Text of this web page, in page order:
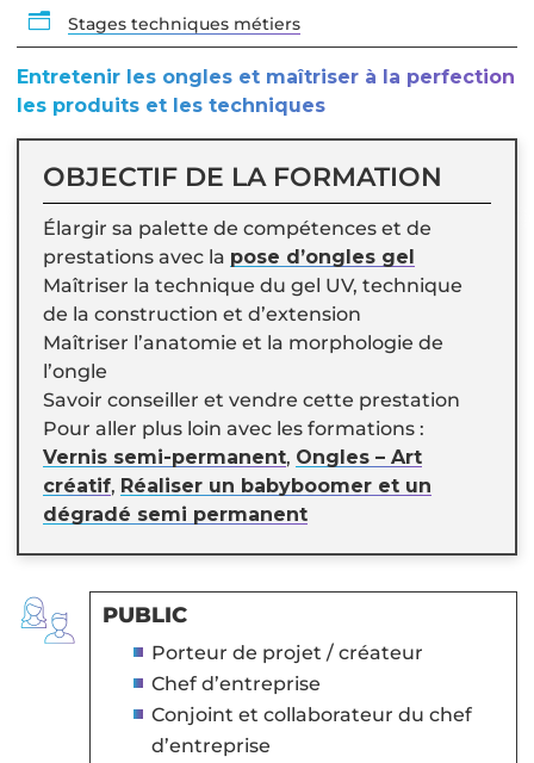
n Stages techniques métiers
Entretenir les ongles et maîtriser à la perfection
les produits et les techniques
OBJECTIF DE LA FORMATION
Élargir sa palette de compétences et de
prestations avec la pose d’ongles gel
Maîtriser la technique du gel UV, technique
de la construction et d’extension
Maîtriser l’anatomie et la morphologie de
l’ongle
Savoir conseiller et vendre cette prestation
Pour aller plus loin avec les formations :
Vernis semi-permanent, Ongles – Art
créatif, Réaliser un babyboomer et un
dégradé semi permanent
PUBLIC
Porteur de projet / créateur
Chef d’entreprise
Conjoint et collaborateur du chef
d’entreprise